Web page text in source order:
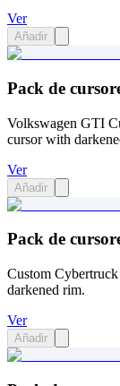
Ver
Añadir
Pack de
Volkswagen GTI
cursor with
Ver
Añadir
Pack de
Custom
darkened rim.
Ver
Añadir